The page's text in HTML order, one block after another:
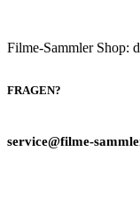
Filme-Sammler Shop:
FRAGEN?
service@filme-